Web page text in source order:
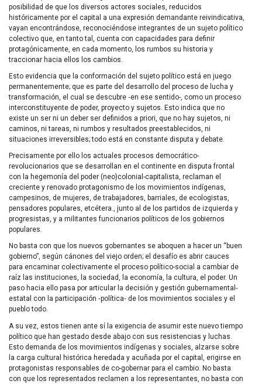
posibilidad de que los diversos actores sociales, reducidos
históricamente por el capital a una expresión demandante reivindicativa,
vayan encontrándose, reconociéndose integrantes de un sujeto político
colectivo que, en tanto tal, cuenta con capacidades para definir
protagónicamente, en cada momento, los rumbos su historia y
traccionar hacia ellos los cambios.
Esto evidencia que la conformación del sujeto político está en juego
permanentemente; que es parte del desarrollo del proceso de lucha y
transformación, el cual se descubre ‑en ese sentido-, como un proceso
interconstituyente de poder, proyecto y sujetos. Esto indica que no
existe un ser ni un deber ser definidos a priori, que no hay sujetos, ni
caminos, ni tareas, ni rumbos y resultados preestablecidos, ni
situaciones irreversibles; todo está en constante disputa y debate.
Precisamente por ello los actuales procesos democrático-
revolucionarios que se desarrollan en el continente en disputa frontal
con la hegemonía del poder (neo)colonial-capitalista, reclaman el
creciente y renovado protagonismo de los movimientos indígenas,
campesinos, de mujeres, de trabajadores, barriales, de ecologistas,
pensadores populares, etcétera., junto al de los partidos de izquierda y
progresistas, y a militantes funcionarios políticos de los gobiernos
populares.
No basta con que los nuevos gobernantes se aboquen a hacer un “buen
gobierno”, según cánones del viejo orden; el desafío es abrir cauces
para encaminar colectivamente el proceso político-social a cambiar de
raíz las instituciones, la sociedad, la economía, la cultura, el poder. Un
paso hacia ello pasa por articular la decisión y gestión gubernamental-
estatal con la participación ‑política‑ de los movimientos sociales y el
pueblo todo.
A su vez, estos tienen ante sí la exigencia de asumir este nuevo tiempo
político que han gestado desde abajo con sus resistencias y luchas.
Esto demanda de los movimientos indígenas y sociales, alzarse sobre
la carga cultural histórica heredada y acuñada por el capital, erigirse en
protagonistas responsables de co-gobernar para el cambio. No basta
con que los representados reclamen a los representantes, no basta con